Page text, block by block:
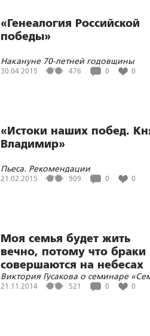
«Генеалогия Российской
победы»
Накануне 70-летней годовщины
победы в Великой Отечественной
30.04.2015 476 0 0
«Истоки наших побед.
Владимир»
Пьеса. Рекомендации
21.02.2015 909 0 0
Моя семья будет жить
вечно, потому что браки
совершаются на небесах
Виктория Гусакова о семинаре
как базовая национальная
21.11.2014 521 0 0